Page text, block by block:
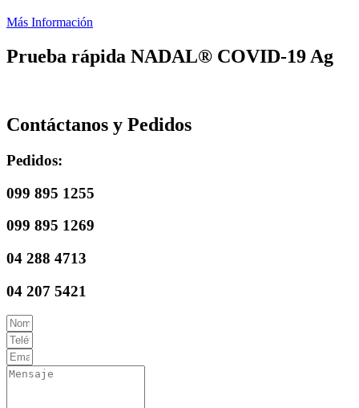
Más Información
Prueba rápida NADAL® COVID-19 Ag
Contáctanos y Pedidos
Pedidos:
099 895 1255
099 895 1269
04 288 4713
04 207 5421